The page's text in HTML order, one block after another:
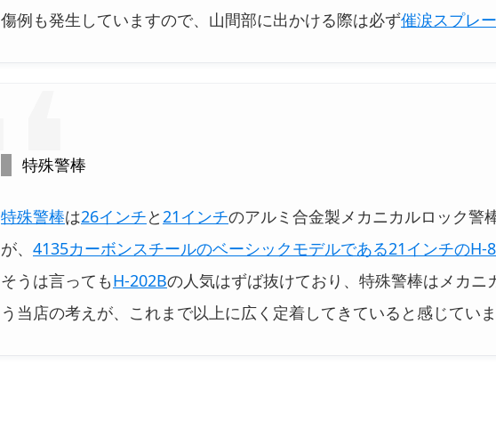
傷例も発生していますので、山間部に出かける際は必ず催涙スプレー
特殊警棒
特殊警棒は26インチと21インチのアルミ合金製メカニカルロック警
が、 4135カーボンスチールのベーシックモデルである21インチのH-
そうは言ってもH-202Bの人気はずば抜けており、特殊警棒はメカニ
う当店の考えが、これまで以上に広く定着してきていると感じていま